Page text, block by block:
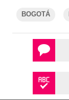
BOGOTÁ